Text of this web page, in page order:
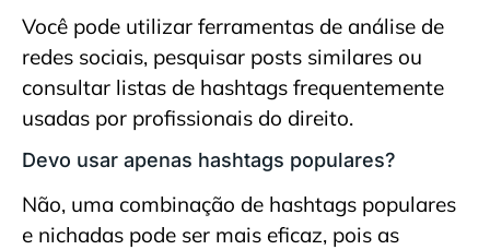
Você pode utilizar ferramentas de análise de
redes sociais, pesquisar posts similares ou
consultar listas de hashtags frequentemente
usadas por profissionais do direito.
Devo usar apenas hashtags populares?
Não, uma combinação de hashtags populares
e nichadas pode ser mais eficaz, pois as